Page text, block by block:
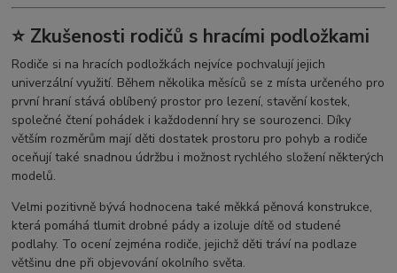
⭐ Zkušenosti rodičů s hracími podložkami
Rodiče si na hracích podložkách nejvíce pochvalují jejich
univerzální využití. Během několika měsíců se z místa určeného pro
první hraní stává oblíbený prostor pro lezení, stavění kostek,
společné čtení pohádek i každodenní hry se sourozenci. Díky
větším rozměrům mají děti dostatek prostoru pro pohyb a rodiče
oceňují také snadnou údržbu i možnost rychlého složení některých
modelů.
Velmi pozitivně bývá hodnocena také měkká pěnová konstrukce,
která pomáhá tlumit drobné pády a izoluje dítě od studené
podlahy. To ocení zejména rodiče, jejichž děti tráví na podlaze
většinu dne při objevování okolního světa.